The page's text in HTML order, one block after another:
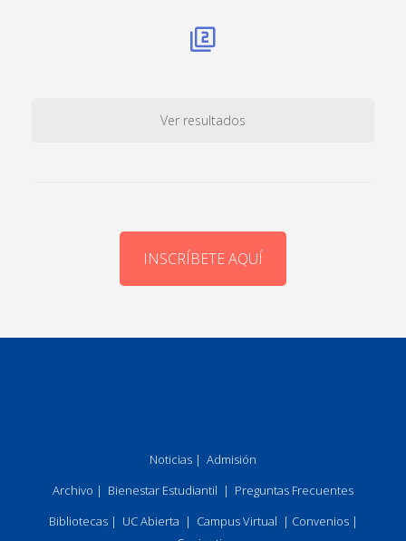
Ver resultados
INSCRÍBETE AQUÍ
Noticias | Admisión
Archivo | Bienestar Estudiantil | Preguntas Frecuentes
Bibliotecas| UC Abierta | Campus Virtual | Convenios|